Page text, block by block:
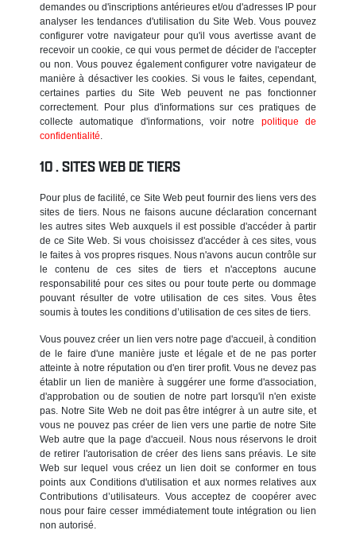
demandes ou d'inscriptions antérieures et/ou d'adresses IP pour
analyser les tendances d'utilisation du Site Web. Vous pouvez
configurer votre navigateur pour qu'il vous avertisse avant de
recevoir un cookie, ce qui vous permet de décider de l'accepter
ou non. Vous pouvez également configurer votre navigateur de
manière à désactiver les cookies. Si vous le faites, cependant,
certaines parties du Site Web peuvent ne pas fonctionner
correctement. Pour plus d'informations sur ces pratiques de
collecte automatique d'informations, voir notre politique de
confidentialité.
SITES WEB DE TIERS
Pour plus de facilité, ce Site Web peut fournir des liens vers des
sites de tiers. Nous ne faisons aucune déclaration concernant
les autres sites Web auxquels il est possible d'accéder à partir
de ce Site Web. Si vous choisissez d'accéder à ces sites, vous
le faites à vos propres risques. Nous n'avons aucun contrôle sur
le contenu de ces sites de tiers et n'acceptons aucune
responsabilité pour ces sites ou pour toute perte ou dommage
pouvant résulter de votre utilisation de ces sites. Vous êtes
soumis à toutes les conditions d’utilisation de ces sites de tiers.
Vous pouvez créer un lien vers notre page d'accueil, à condition
de le faire d'une manière juste et légale et de ne pas porter
atteinte à notre réputation ou d'en tirer profit. Vous ne devez pas
établir un lien de manière à suggérer une forme d'association,
d'approbation ou de soutien de notre part lorsqu'il n'en existe
pas. Notre Site Web ne doit pas être intégrer à un autre site, et
vous ne pouvez pas créer de lien vers une partie de notre Site
Web autre que la page d'accueil. Nous nous réservons le droit
de retirer l'autorisation de créer des liens sans préavis. Le site
Web sur lequel vous créez un lien doit se conformer en tous
points aux Conditions d'utilisation et aux normes relatives aux
Contributions d’utilisateurs. Vous acceptez de coopérer avec
nous pour faire cesser immédiatement toute intégration ou lien
non autorisé.